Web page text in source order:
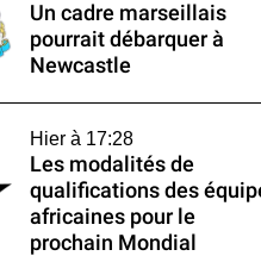
Un cadre marseillais
pourrait débarquer à
Newcastle
Hier à 17:28
Les modalités de
qualifications des
africaines pour le
prochain Mondial